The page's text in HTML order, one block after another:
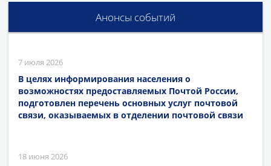
Анонсы событий
7 июля 2026
В целях информирования населения о
возможностях предоставляемых Почтой России,
подготовлен перечень основных услуг почтовой
связи, оказываемых в отделении почтовой связи
18 июня 2026